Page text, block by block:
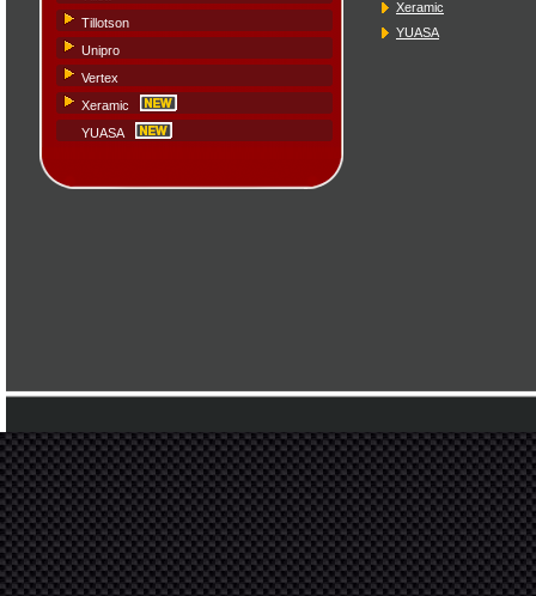
Tillotson
Unipro
Vertex
Xeramic
YUASA
Xeramic
YUASA